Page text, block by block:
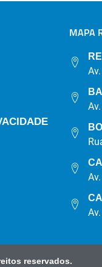
MAPA
reservados.